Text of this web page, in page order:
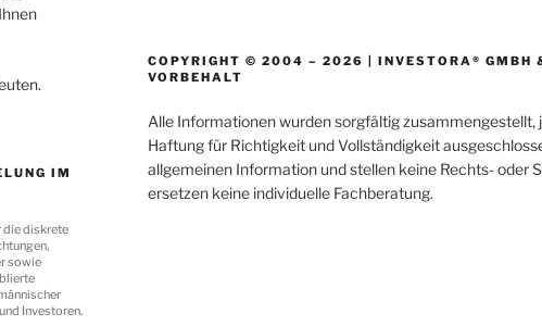
IM
die diskrete
sowie
Investoren.
COPYRIGHT © 2004 – 2026 | INVESTORA® GMBH
VORBEHALT
Alle Informationen wurden sorgfältig zusammengestellt,
Haftung für Richtigkeit und Vollständigkeit
allgemeinen Information und stellen keine Rechts- oder
ersetzen keine individuelle Fachberatung.